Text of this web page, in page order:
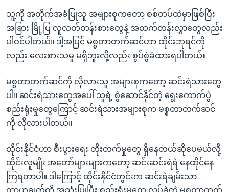
သူ့ကို အတိုက်အခံပြုသူ အများစုကတော့ စစ်တပ်ထဲမှာဖြစ်ပြီး
အခြား မြို့ပြ လူလတ်တန်းစားတွေနဲ့ အထက်တန်းလွှာတွေလည်း
ပါဝင်ပါတယ်။ ဒါ့အပြင် မစ္စတာတက်ဆင်ဟာ ထိုင်းဘုရင်ကို
လည်း လေးစားသမှု မရှိဘူးလို့လည်း စွပ်စွဲခံထားရပါတယ်။
မစ္စတာတက်ဆင်ကို လိုလားသူ အများစုကတော့ ဆင်းရဲသားတွေ
ပါ။ ဆင်းရဲသားတွေအပေါ် သူရဲ့ စွဲဆောင်နိုင်တဲ့ ရွေးကောက်ပွဲ
စည်းရုံးမှုတွေကြောင့် ဆင်းရဲသားအများစုက မစ္စတာတက်ဆင်
ကို လိုလားပါတယ်။
ထိုင်းနိုင်ငံဟာ စီးပွားရေး တိုးတက်မှုတွေ ရှိနေတယ်ဆိုပေမယ်လို့
ထိုင်းလူမျိုး အတော်များများကတော့ ဆင်းဆင်းရဲရဲ နေထိုင်နေ
ကြရတာပါ။ ဒါကြောင့် ထိုင်းနိုင်ငံတွင်းက ဆင်းရဲချမ်းသာ
ကွာဟချက်ကို အသုံးပြုပြီး စည်းရုံးမှုတွေ လုပ်ခဲ့တဲ့ မစ္စတာတက်